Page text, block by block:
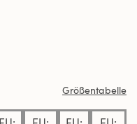
Größentabelle